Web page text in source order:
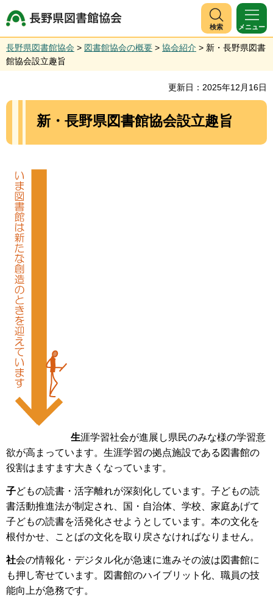
長野県図書館協会
検索 メニュー
長野県図書館協会 > 図書館協会の概要 > 協会紹介 > 新・長野県図書
館協会設立趣旨
更新日：2025年12月16日
新・長野県図書館協会設立趣旨
生涯学習社会が進展し県民のみな様の学習意
欲が高まっています。生涯学習の拠点施設である図書館の
役割はますます大きくなっています。
子どもの読書・活字離れが深刻化しています。子どもの読
書活動推進法が制定され、国・自治体、学校、家庭あげて
子どもの読書を活発化させようとしています。本の文化を
根付かせ、ことばの文化を取り戻さなければなりません。
社会の情報化・デジタル化が急速に進みその波は図書館に
も押し寄せています。図書館のハイブリット化、職員の技
能向上が急務です。